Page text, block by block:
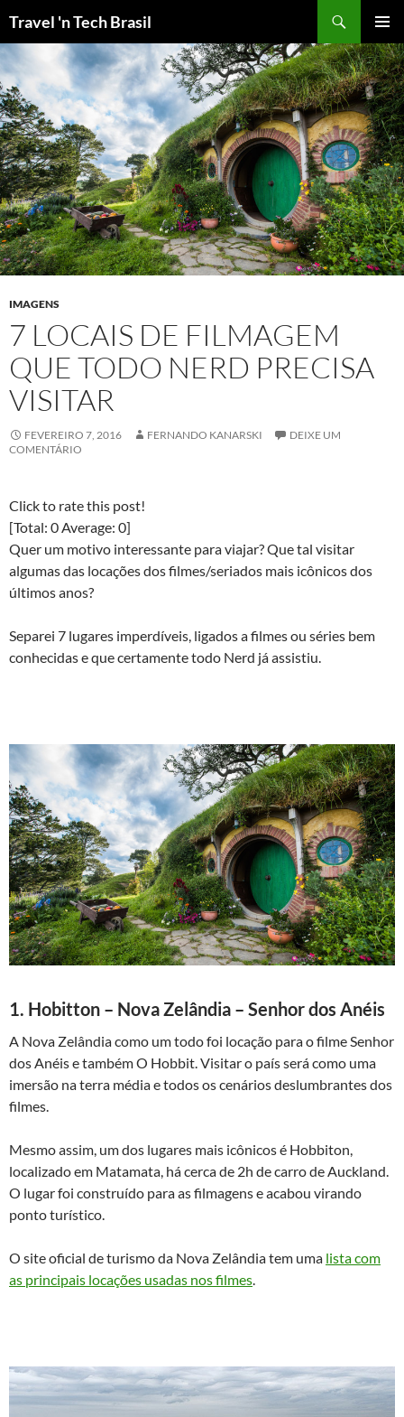
para
o
conteúdo
Travel 'n Tech Brasil
MENU
IMAGENS
7 LOCAIS DE FILMAGEM
QUE TODO NERD PRECISA
VISITAR
FEVEREIRO 7, 2016 FERNANDO KANARSKI
DEIXE UM
COMENTÁRIO
Click to rate this post!
[Total: 0 Average: 0]
Quer um motivo interessante para viajar? Que tal visitar
algumas das locações dos filmes/seriados mais icônicos dos
últimos anos?
Separei 7 lugares imperdíveis, ligados a filmes ou séries bem
conhecidas e que certamente todo Nerd já assistiu.
1. Hobitton – Nova Zelândia – Senhor dos Anéis
A Nova Zelândia como um todo foi locação para o filme Senhor
dos Anéis e também O Hobbit. Visitar o país será como uma
imersão na terra média e todos os cenários deslumbrantes dos
filmes.
Mesmo assim, um dos lugares mais icônicos é Hobbiton,
localizado em Matamata, há cerca de 2h de carro de Auckland.
O lugar foi construído para as filmagens e acabou virando
ponto turístico.
O site oficial de turismo da Nova Zelândia tem uma lista com
as principais locações usadas nos filmes.